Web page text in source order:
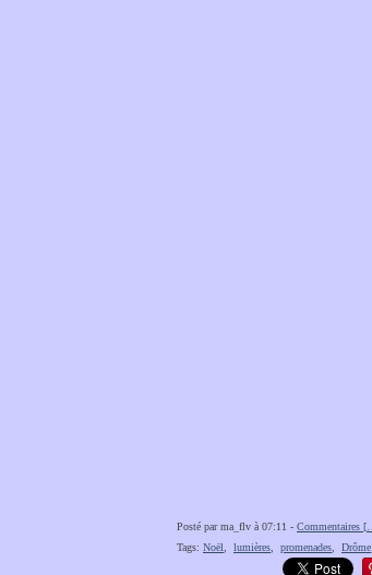
Posté par ma_flv à 07:11 - Commentaires [
Tags: Noël lumières promenades Drôme